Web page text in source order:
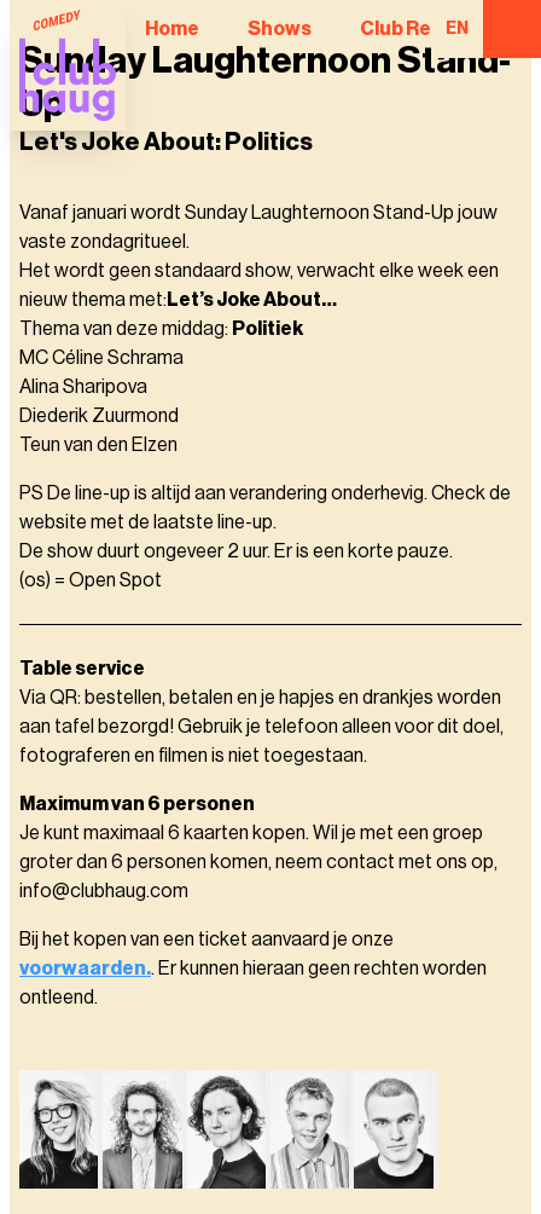
Home Shows Club Regulars
EN
Sunday Laughternoon Stand-
Up
Let's Joke About: Politics
Vanaf januari wordt Sunday Laughternoon Stand-Up jouw
vaste zondagritueel.
Het wordt geen standaard show, verwacht elke week een
nieuw thema met: Let’s Joke About…
Thema van deze middag: Politiek
MC Céline Schrama
Alina Sharipova
Diederik Zuurmond
Teun van den Elzen
PS De line-up is altijd aan verandering onderhevig. Check de
website met de laatste line-up.
De show duurt ongeveer 2 uur. Er is een korte pauze.
(os) = Open Spot
Table service
Via QR: bestellen, betalen en je hapjes en drankjes worden
aan tafel bezorgd! Gebruik je telefoon alleen voor dit doel,
fotograferen en filmen is niet toegestaan.
Maximum van 6 personen
Je kunt maximaal 6 kaarten kopen. Wil je met een groep
groter dan 6 personen komen, neem contact met ons op,
info@clubhaug.com
Bij het kopen van een ticket aanvaard je onze
voorwaarden.. Er kunnen hieraan geen rechten worden
ontleend.